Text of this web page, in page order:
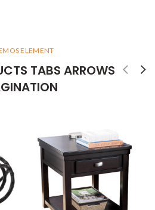
ELEMENT
TABS ARROWS